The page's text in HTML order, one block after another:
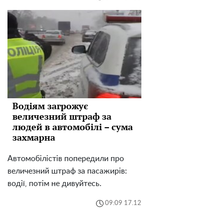
Водіям загрожує
величезний штраф за
людей в автомобілі – сума
захмарна
Автомобілістів попередили про
величезний штраф за пасажирів:
водії, потім не дивуйтесь.
09:09 17.12